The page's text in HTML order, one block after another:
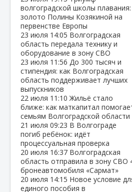
волгоградской школы плавания:
золото Полины Козякиной на
первенстве Европы
23 июля 14:05 Волгоградская
область передала технику и
оборудование в зону СВО
23 июля 11:56 До 300 тысяч и
стипендия: как Волгоградская
область поддерживает лучших
выпускников
22 июля 11:10Жильё стало
ближе: как маткапитал
семьям Волгоградской области
21 июля 09:23 В Волгограде
погиб ребёнок: идёт
процессуальная проверка
20 июля 16:37 Волгоградская
область отправила в зону СВО
бронеавтомобиля «Сармат»
20 июля 14:15 Новое условие
единого пособия в